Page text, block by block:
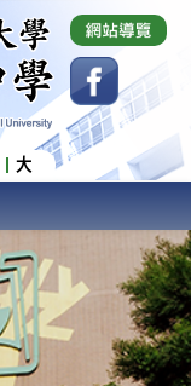
大
OF NATIONAL